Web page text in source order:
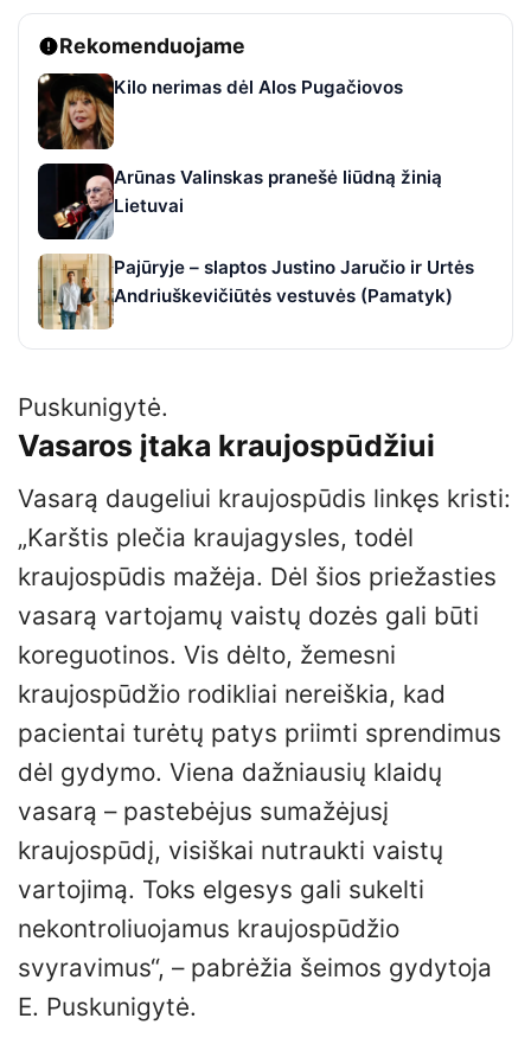
Rekomenduojame
Kilo nerimas dėl Alos Pugačiovos
Arūnas Valinskas pranešė liūdną žinią
Lietuvai
Pajūryje – slaptos Justino Jaručio ir Urtės
Andriuškevičiūtės vestuvės (Pamatyk)
Puskunigytė.
Vasaros įtaka kraujospūdžiui
Vasarą daugeliui kraujospūdis linkęs kristi:
„Karštis plečia kraujagysles, todėl
kraujospūdis mažėja. Dėl šios priežasties
vasarą vartojamų vaistų dozės gali būti
koreguotinos. Vis dėlto, žemesni
kraujospūdžio rodikliai nereiškia, kad
pacientai turėtų patys priimti sprendimus
dėl gydymo. Viena dažniausių klaidų
vasarą – pastebėjus sumažėjusį
kraujospūdį, visiškai nutraukti vaistų
vartojimą. Toks elgesys gali sukelti
nekontroliuojamus kraujospūdžio
svyravimus“, – pabrėžia šeimos gydytoja
E. Puskunigytė.